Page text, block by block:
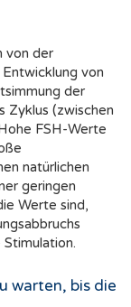
von der
von
der
Zyklus (zwischen
FSH-Werte
natürlichen
geringen
Werte sind,
warten, bis die